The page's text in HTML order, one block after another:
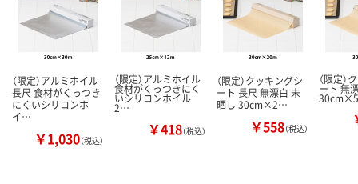
（限定）アルミホイル
長尺 食材がくっつき
にくいシリコンホ
イ…
￥1,030（税込）
（限定）アルミホイル
食材がくっつきにく
いシリコンホイル
2…
￥418（税込）
（限定）クッキングシ
ート 長尺 無漂白 未
晒し 30cm×2…
￥558（税込）
（限定）
ート 無